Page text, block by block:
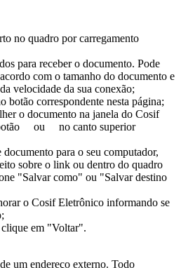
no quadro por carregamento
para receber o documento. Pode
com o tamanho do documento e
velocidade da sua conexão;
botão correspondente nesta página;
o documento na janela do Cosif
ou
no canto superior
documento para o seu computador,
sobre o link ou dentro do quadro
"Salvar como" ou "Salvar destino
o Cosif Eletrônico informando se
clique em "Voltar".
um endereço externo. Todo